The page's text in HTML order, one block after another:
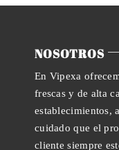
NOSOTROS
En Vipexa
frescas y de alta
establecimientos,
cuidado que el
cliente siempre